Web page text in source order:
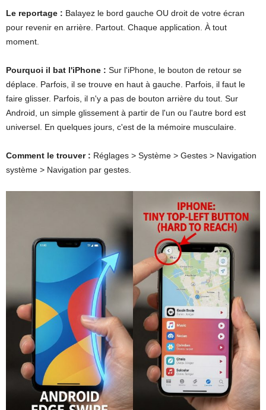
Le reportage : Balayez le bord gauche OU droit de votre écran
pour revenir en arrière. Partout. Chaque application. À tout
moment.
Pourquoi il bat l'iPhone : Sur l'iPhone, le bouton de retour se
déplace. Parfois, il se trouve en haut à gauche. Parfois, il faut le
faire glisser. Parfois, il n'y a pas de bouton arrière du tout. Sur
Android, un simple glissement à partir de l'un ou l'autre bord est
universel. En quelques jours, c'est de la mémoire musculaire.
Comment le trouver : Réglages > Système > Gestes > Navigation
système > Navigation par gestes.